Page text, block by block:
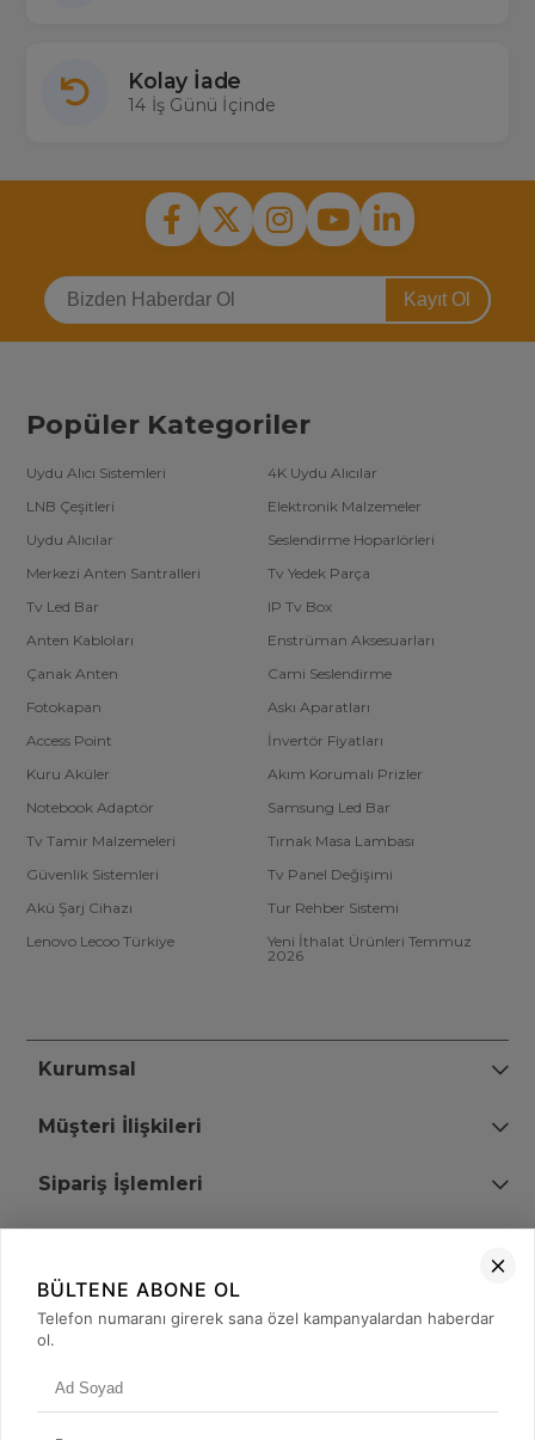
Kolay İade
14 İş Günü İçinde
Kayıt Ol
Popüler Kategoriler
Uydu Alıcı Sistemleri
4K Uydu Alıcılar
LNB Çeşitleri
Elektronik Malzemeler
Uydu Alıcılar
Seslendirme Hoparlörleri
Merkezi Anten Santralleri
Tv Yedek Parça
Tv Led Bar
IP Tv Box
Anten Kabloları
Enstrüman Aksesuarları
Çanak Anten
Cami Seslendirme
Fotokapan
Askı Aparatları
Access Point
İnvertör Fiyatları
Kuru Aküler
Akım Korumalı Prizler
Notebook Adaptör
Samsung Led Bar
Tv Tamir Malzemeleri
Tırnak Masa Lambası
Güvenlik Sistemleri
Tv Panel Değişimi
Akü Şarj Cihazı
Tur Rehber Sistemi
Lenovo Lecoo Türkiye
Yeni İthalat Ürünleri Temmuz
2026
Kurumsal
Müşteri İlişkileri
Sipariş İşlemleri
+90 (850) 473 08 08
BÜLTENE ABONE OL
Telefon numaranı girerek sana özel kampanyalardan haberdar
ol.